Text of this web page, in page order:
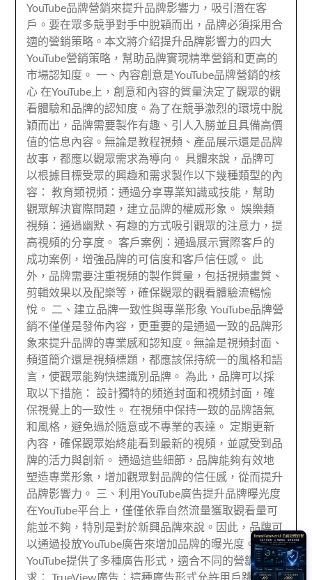
YouTube品牌營銷來提升品牌影響力，吸引潛在客
戶。要在眾多競爭對手中脫穎而出，品牌必須採用合
適的營銷策略。本文將介紹提升品牌影響力的四大
YouTube營銷策略，幫助品牌實現精準營銷和更高的
市場認知度。 一、內容創意是YouTube品牌營銷的核
心 在YouTube上，創意和內容的質量決定了觀眾的觀
看體驗和品牌的認知度。為了在競爭激烈的環境中脫
穎而出，品牌需要製作有趣、引人入勝並且具備高價
值的信息內容。無論是教程視頻、產品展示還是品牌
故事，都應以觀眾需求為導向。 具體來說，品牌可
以根據目標受眾的興趣和需求製作以下幾種類型的內
容： 教育類視頻：通過分享專業知識或技能，幫助
觀眾解決實際問題，建立品牌的權威形象。 娛樂類
視頻：通過幽默、有趣的方式吸引觀眾的注意力，提
高視頻的分享度。 客戶案例：通過展示實際客戶的
成功案例，增強品牌的可信度和客戶信任感。 此
外，品牌需要注重視頻的製作質量，包括視頻畫質、
剪輯效果以及配樂等，確保觀眾的觀看體驗流暢愉
悅。 二、建立品牌一致性與專業形象 YouTube品牌營
銷不僅僅是發佈內容，更重要的是通過一致的品牌形
象來提升品牌的專業感和認知度。無論是視頻封面、
頻道簡介還是視頻標題，都應該保持統一的風格和語
言，使觀眾能夠快速識別品牌。 為此，品牌可以採
取以下措施： 設計獨特的頻道封面和視頻封面，確
保視覺上的一致性。 在視頻中保持一致的品牌語氣
和風格，避免過於隨意或不專業的表達。 定期更新
內容，確保觀眾始終能看到最新的視頻，並感受到品
牌的活力與創新。 通過這些細節，品牌能夠有效地
塑造專業形象，增加觀眾對品牌的信任感，從而提升
品牌影響力。 三、利用YouTube廣告提升品牌曝光度
在YouTube平台上，僅僅依靠自然流量獲取觀看量可
能並不夠，特別是對於新興品牌來說。因此，品牌可
以通過投放YouTube廣告來增加品牌的曝光度。
YouTube提供了多種廣告形式，適合不同的營銷需